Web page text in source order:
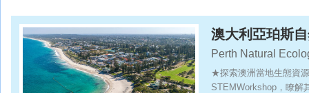
澳大利亞珀斯
Perth Natural
★探索澳洲當地生態資
STEMWorkshop，瞭解